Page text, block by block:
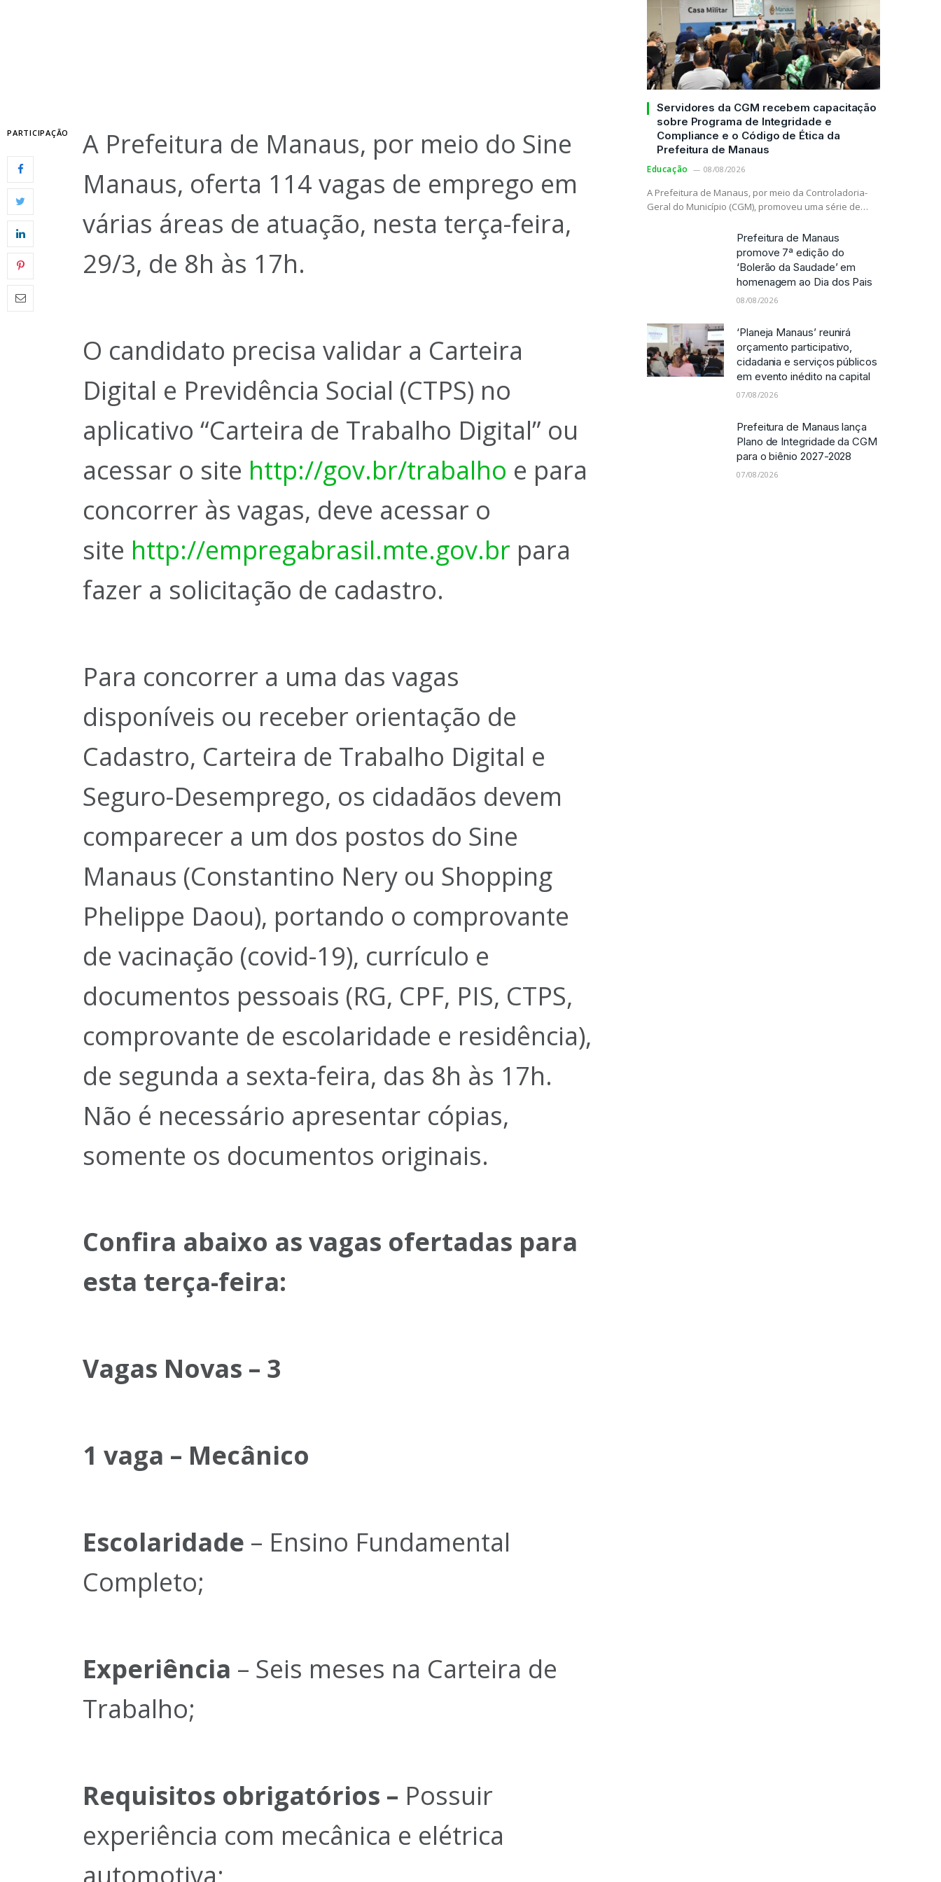
PARTICIPAÇÃO
A Prefeitura de Manaus, por meio do Sine
Manaus, oferta 114 vagas de emprego em
várias áreas de atuação, nesta terça-feira,
29/3, de 8h às 17h.
O candidato precisa validar a Carteira
Digital e Previdência Social (CTPS) no
aplicativo “Carteira de Trabalho Digital” ou
acessar o site http://gov.br/trabalho e para
concorrer às vagas, deve acessar o
site http://empregabrasil.mte.gov.br para
fazer a solicitação de cadastro.
Para concorrer a uma das vagas
disponíveis ou receber orientação de
Cadastro, Carteira de Trabalho Digital e
Seguro-Desemprego, os cidadãos devem
comparecer a um dos postos do Sine
Manaus (Constantino Nery ou Shopping
Phelippe Daou), portando o comprovante
de vacinação (covid-19), currículo e
documentos pessoais (RG, CPF, PIS, CTPS,
comprovante de escolaridade e residência),
de segunda a sexta-feira, das 8h às 17h.
Não é necessário apresentar cópias,
somente os documentos originais.
Confira abaixo as vagas ofertadas para
esta terça-feira:
Vagas Novas – 3
1 vaga – Mecânico
Escolaridade – Ensino Fundamental
Completo;
Experiência – Seis meses na Carteira de
Trabalho;
Requisitos obrigatórios – Possuir
experiência com mecânica e elétrica
automotiva;
Servidores da CGM recebem capacitação
sobre Programa de Integridade e
Compliance e o Código de Ética da
Prefeitura de Manaus
Educação 08/08/2026
A Prefeitura de Manaus, por meio da Controladoria-
Geral do Município (CGM), promoveu uma série de…
Prefeitura de Manaus
promove 7ª edição do
‘Bolerão da Saudade’ em
homenagem ao Dia dos Pais
08/08/2026
‘Planeja Manaus’ reunirá
orçamento participativo,
cidadania e serviços públicos
em evento inédito na capital
07/08/2026
Prefeitura de Manaus lança
Plano de Integridade da CGM
para o biênio 2027-2028
07/08/2026